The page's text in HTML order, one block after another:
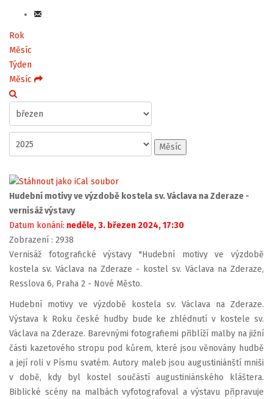
Rok
Měsíc
Týden
Měsíc
Měsíc
Hudební motivy ve výzdobě kostela sv. Václava na Zderaze -
vernisáž výstavy
Datum konání: neděle, 3. březen 2024, 17:30
Zobrazení : 2938
Vernisáž fotografické výstavy "Hudební motivy ve výzdobě
kostela sv. Václava na Zderaze - kostel sv. Václava na Zderaze,
Resslova 6, Praha 2 - Nové Město.
Hudební motivy ve výzdobě kostela sv. Václava na Zderaze.
Výstava k Roku české hudby bude ke zhlédnutí v kostele sv.
Václava na Zderaze. Barevnými fotografiemi přiblíží malby na jižní
části kazetového stropu pod kůrem, které jsou věnovány hudbě
a její roli v Písmu svatém. Autory maleb jsou augustiniánští mniši
v době, kdy byl kostel součástí augustiniánského kláštera.
Biblické scény na malbách vyfotografoval a výstavu připravuje